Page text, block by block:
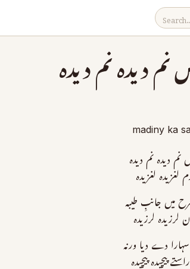
نم دیدہ نم دیدہ
نم دیدہ نم دیدہ
لغزیدہ لغزیدہ
میں جانبِ طیبہ
لرزیدہ لرزیدہ
دے دیا ورنہ
پیچیدہ پیچیدہ